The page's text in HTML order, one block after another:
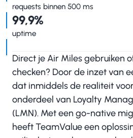
requests binnen 500 ms
99,9%
uptime
Direct je Air Miles gebruiken
checken? Door de inzet van
dat inmiddels de realiteit
onderdeel van Loyalty
(LMN). Met een go-native
heeft TeamValue een